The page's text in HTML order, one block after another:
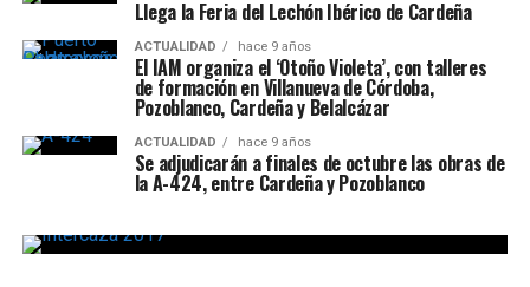
Llega la Feria del Lechón Ibérico de Cardeña
ACTUALIDAD hace 9 años
El IAM organiza el ‘Otoño Violeta’, con talleres
de formación en Villanueva de Córdoba,
Pozoblanco, Cardeña y Belalcázar
ACTUALIDAD hace 9 años
Se adjudicarán a finales de octubre las obras de
la A-424, entre Cardeña y Pozoblanco